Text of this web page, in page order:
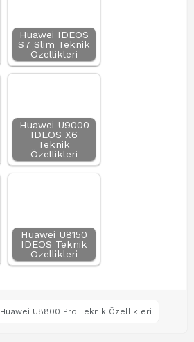
Huawei IDEOS
S7 Slim Teknik
Özellikleri
Huawei U9000
IDEOS X6
Teknik
Özellikleri
Huawei U8150
IDEOS Teknik
Özellikleri
Huawei U8800 Pro Teknik Özellikleri